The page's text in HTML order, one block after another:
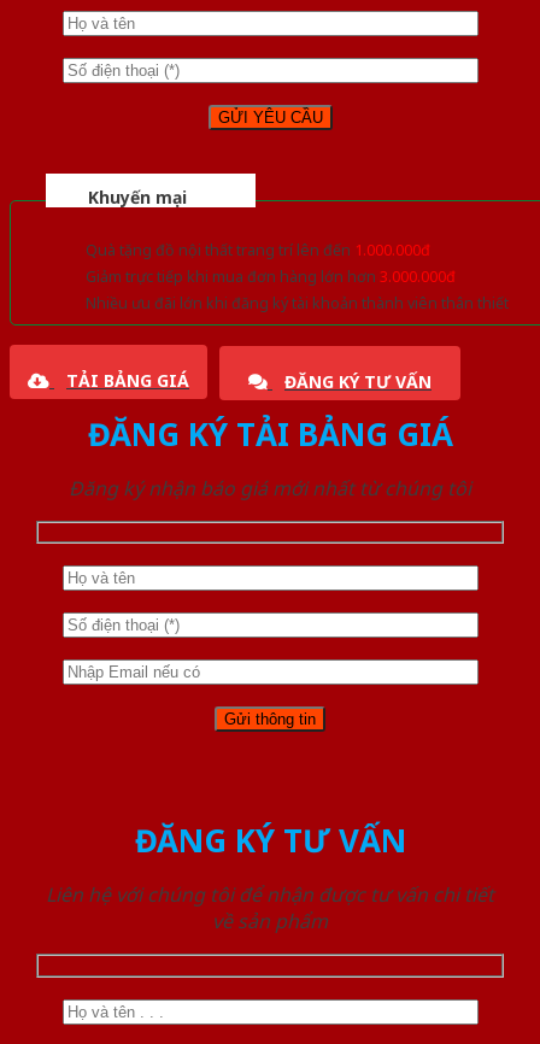
Khuyến mại
Quà tặng đồ nội thất trang trí lên đến 1.000.000đ
Giảm trực tiếp khi mua đơn hàng lớn hơn 3.000.000đ
Nhiều ưu đãi lớn khi đăng ký tài khoản thành viên thân thiết
TẢI BẢNG GIÁ ĐĂNG KÝ TƯ VẤN
ĐĂNG KÝ TẢI BẢNG GIÁ
Đăng ký nhận báo giá mới nhất từ chúng tôi
ĐĂNG KÝ TƯ VẤN
Liên hệ với chúng tôi để nhận được tư vấn chi tiết
về sản phẩm